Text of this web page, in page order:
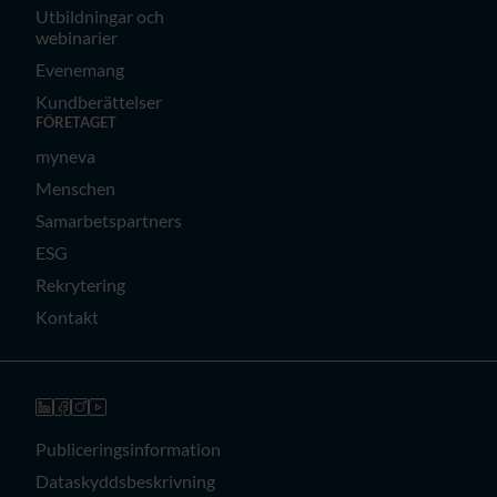
Utbildningar och
webinarier
Evenemang
Kundberättelser
FÖRETAGET
myneva
Menschen
Samarbetspartners
ESG
Rekrytering
Kontakt
Publiceringsinformation
Dataskyddsbeskrivning